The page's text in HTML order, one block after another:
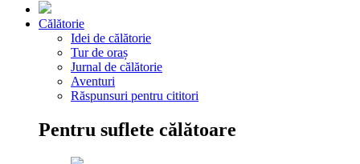
Călătorie
Idei de călătorie
Tur de oraș
Jurnal de călătorie
Aventuri
Răspunsuri pentru cititori
Pentru suflete călătoare